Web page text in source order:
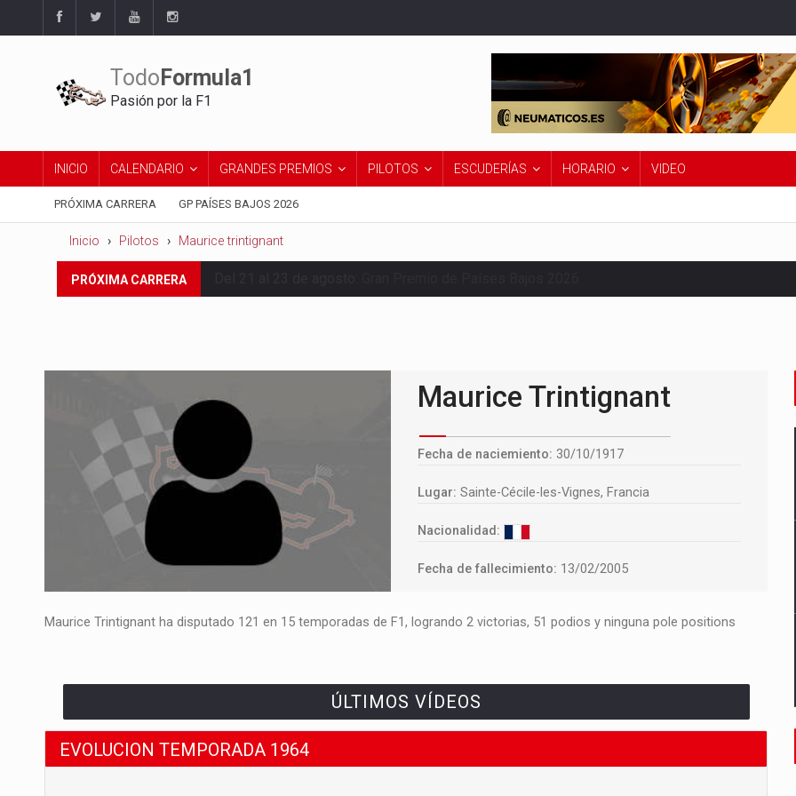
Todo Formula1
Pasión por la F1
INICIO CALENDARIO GRANDES PREMIOS PILOTOS ESCUDERÍAS HORARIO VIDEO
PRÓXIMA CARRERA GP PAÍSES BAJOS 2026
Inicio Pilotos Maurice trintignant
PRÓXIMA CARRERA
Maurice Trintignant
Fecha de naciemiento: 30/10/1917
Lugar: Sainte-Cécile-les-Vignes, Francia
Nacionalidad:
Fecha de fallecimiento: 13/02/2005
Maurice Trintignant ha disputado 121 en 15 temporadas de F1, logrando 2 victorias, 51 podios y ninguna pole positions
ÚLTIMOS VÍDEOS
EVOLUCION TEMPORADA 1964